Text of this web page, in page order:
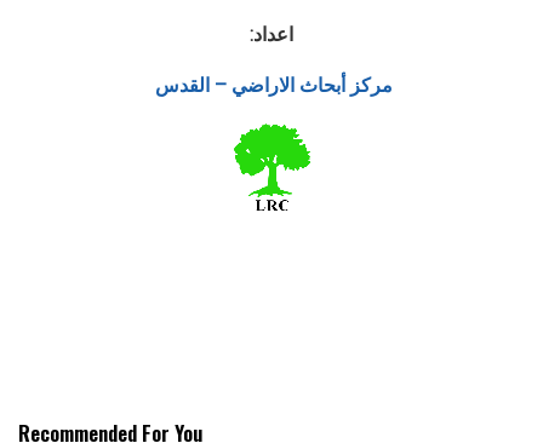
اعداد:
مركز أبحاث الاراضي – القدس
Recommended For You